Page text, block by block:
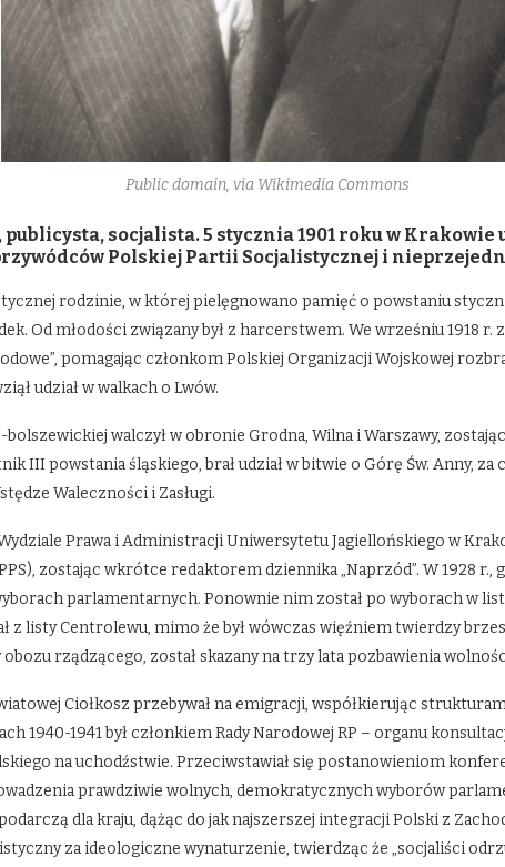
Public domain, via Wikimedia Commons
socjalista. 5 stycznia 1901 roku w Krakowie
Polskiej Partii Socjalistycznej i
rodzinie, w której pielęgnowano pamięć o powstaniu
Od młodości związany był z harcerstwem. We wrześniu 1918 r.
pomagając członkom Polskiej Organizacji Wojskowej
udział w walkach o Lwów.
walczył w obronie Grodna, Wilna i Warszawy,
III powstania śląskiego, brał udział w bitwie o Górę Św. Anny, za
Waleczności i Zasługi.
Prawa i Administracji Uniwersytetu Jagiellońskiego w
zostając wkrótce redaktorem dziennika „Naprzód”. W 1928 r.,
parlamentarnych. Ponownie nim został po wyborach w
z listy Centrolewu, mimo że był wówczas więźniem twierdzy
rządzącego, został skazany na trzy lata pozbawienia
Ciołkosz przebywał na emigracji, współkierując
1940-1941 był członkiem Rady Narodowej RP – organu
na uchodźstwie. Przeciwstawiał się postanowieniom
prawdziwie wolnych, demokratycznych wyborów
dla kraju, dążąc do jak najszerszej integracji Polski z
za ideologiczne wynaturzenie, twierdząc że „socjaliści